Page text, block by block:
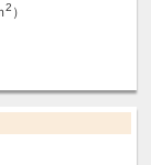
2 ）